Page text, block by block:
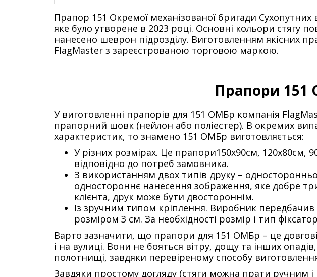
Прапор 151 Окремої механізованої бригади Сухопутних
яке було утворене в 2023 році. Основні кольори
нанесено шеврон підрозділу. Виготовленням якісних
FlagMaster з зареєстрованою торговою маркою.
Прапори 151
У виготовленні прапорів для 151 ОМБр компанія
прапорний шовк (нейлон або поліестер). В окремих
характеристик, то знамено 151 ОМБр виготовляється:
У різних розмірах. Це прапори150х90см, 120х80см,
відповідно до потреб замовника.
З використанням двох типів друку –
одностороннє нанесення зображення, яке добре
клієнта, друк може бути двостороннім.
Із зручним типом кріплення. Виробник
розміром 3 см. За необхідності розмір і тип
Варто зазначити, що прапори для 151 ОМБр – це
і на вулиці. Вони не бояться вітру, дощу та інших
полотнищі, завдяки перевіреному способу
Завдяки простому догляду (стяги можна прати ручним